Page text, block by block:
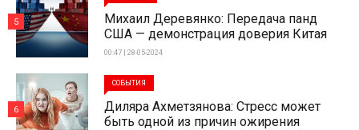
Михаил Деревянко: Передача панд
США — демонстрация доверия Китая
00:47 | 28-05-2024
5
СОБЫТИЯ
Диляра Ахметзянова: Стресс может
быть одной из причин ожирения
6